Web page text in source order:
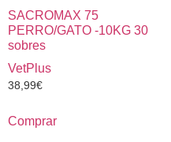
SACROMAX 75
PERRO/GATO -10KG 30
sobres
VetPlus
38,99€
Comprar